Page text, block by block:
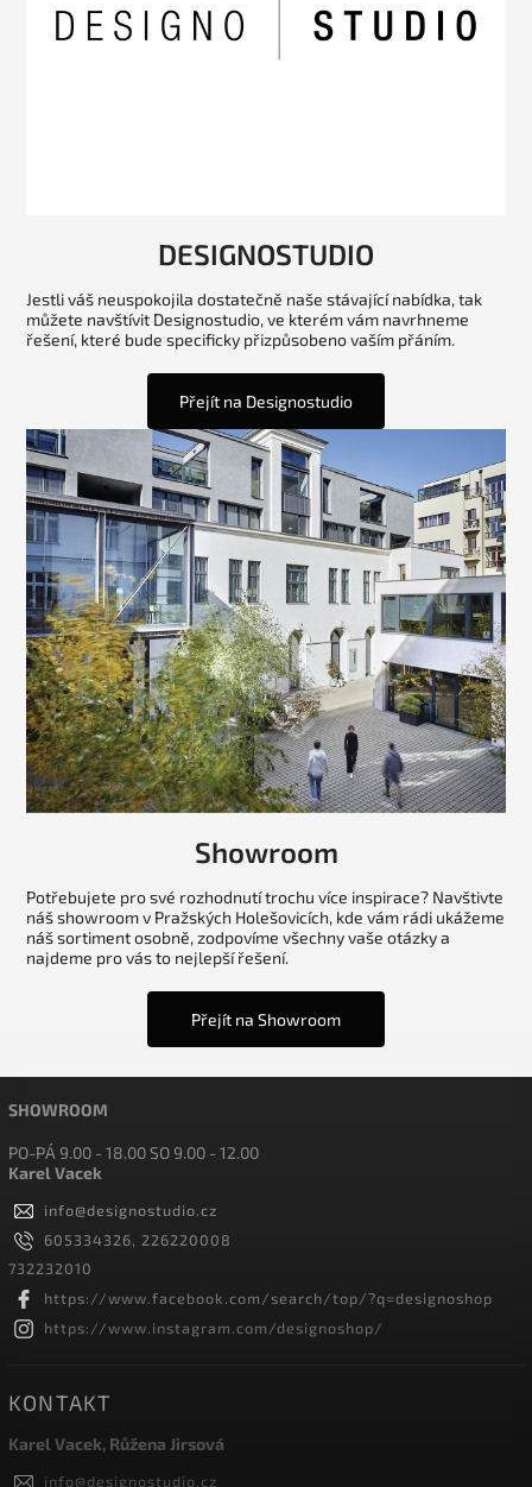
DESIGNOSTUDIO
Jestli váš neuspokojila dostatečně naše stávající nabídka, tak
můžete navštívit Designostudio, ve kterém vám navrhneme
řešení, které bude specificky přizpůsobeno vaším přáním.
Přejít na Designostudio
Showroom
Potřebujete pro své rozhodnutí trochu více inspirace? Navštivte
náš showroom v Pražských Holešovicích, kde vám rádi ukážeme
náš sortiment osobně, zodpovíme všechny vaše otázky a
najdeme pro vás to nejlepší řešení.
Přejít na Showroom
SHOWROOM
PO-PÁ 9.00 - 18.00 SO 9.00 - 12.00
Karel Vacek
info@designostudio.cz
605334326, 226220008
732232010
https://www.facebook.com/search/top/?q=designoshop
https://www.instagram.com/designoshop/
KONTAKT
Karel Vacek, Růžena Jirsová
info@designostudio.cz